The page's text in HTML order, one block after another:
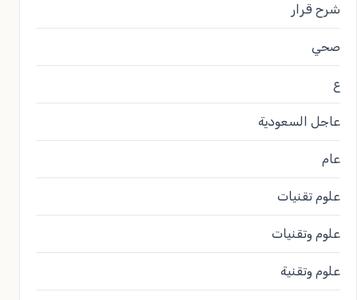
شرح قرار
صحي
ع
عاجل السعودية
عام
علوم تقنيات
علوم وتقنيات
علوم وتقنية